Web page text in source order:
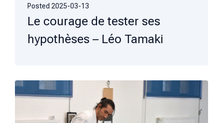
Posted 2025-03-13
Le courage de tester ses
hypothèses – Léo Tamaki